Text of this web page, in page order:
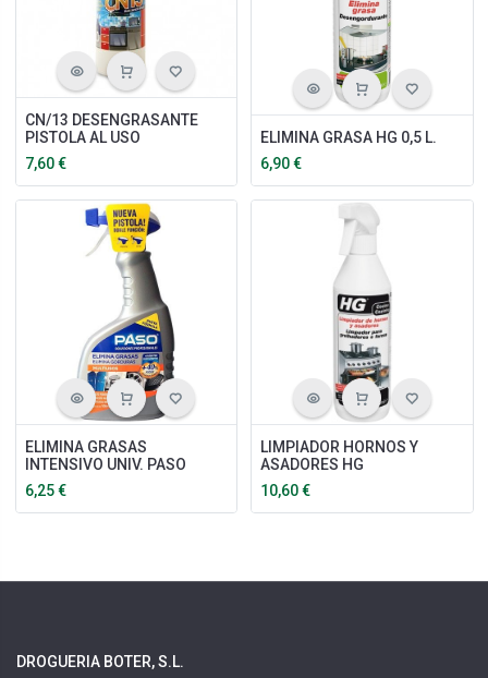
CN/13 DESENGRASANTE
PISTOLA AL USO
7,60€
ELIMINA GRASA HG 0,5 L.
6,90€
ELIMINA GRASAS
INTENSIVO UNIV. PASO
6,25€
LIMPIADOR HORNOS Y
ASADORES HG
10,60€
DROGUERIA BOTER, S.L.